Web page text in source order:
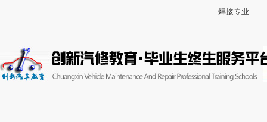
焊接专业